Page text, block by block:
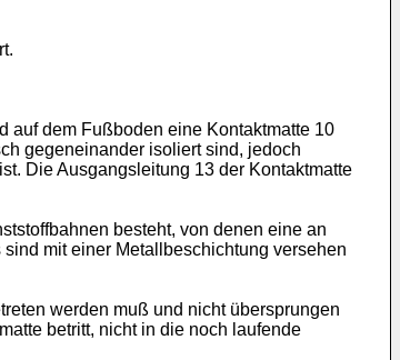
auf dem Fußboden eine Kontaktmatte 10
gegeneinander isoliert sind, jedoch
Die Ausgangsleitung 13 der Kontaktmatte
besteht, von denen eine an
mit einer Metallbeschichtung versehen
werden muß und nicht übersprungen
betritt, nicht in die noch laufende